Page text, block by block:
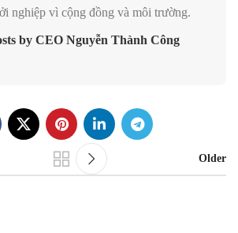
nghiệp vì cộng đồng và môi trường.
by CEO Nguyễn Thành Công
Older